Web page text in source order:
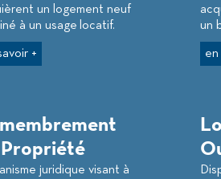
un logement neuf
à un usage locatif.
+
un
en
Propriété
juridique visant à